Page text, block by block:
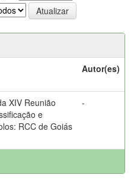
Autor(es)
XIV Reunião
e
RCC de Goiás
-